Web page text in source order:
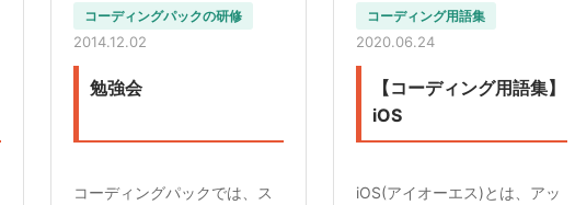
コーディングパックの研修
2014.12.02
勉強会
コーディングパックでは、ス
コーディング用語集
2020.06.24
【コーディング用語集】
iOS
iOS(アイオーエス)とは、アッ